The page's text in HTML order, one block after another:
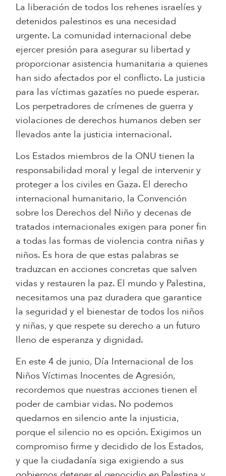
La liberación de todos los rehenes israelíes y
detenidos palestinos es una necesidad
urgente. La comunidad internacional debe
ejercer presión para asegurar su libertad y
proporcionar asistencia humanitaria a quienes
han sido afectados por el conflicto. La justicia
para las víctimas gazatíes no puede esperar.
Los perpetradores de crímenes de guerra y
violaciones de derechos humanos deben ser
llevados ante la justicia internacional.
Los Estados miembros de la ONU tienen la
responsabilidad moral y legal de intervenir y
proteger a los civiles en Gaza. El derecho
internacional humanitario, la Convención
sobre los Derechos del Niño y decenas de
tratados internacionales exigen para poner fin
a todas las formas de violencia contra niñas y
niños. Es hora de que estas palabras se
traduzcan en acciones concretas que salven
vidas y restauren la paz. El mundo y Palestina,
necesitamos una paz duradera que garantice
la seguridad y el bienestar de todos los niños
y niñas, y que respete su derecho a un futuro
lleno de esperanza y dignidad.
En este 4 de junio, Día Internacional de los
Niños Víctimas Inocentes de Agresión,
recordemos que nuestras acciones tienen el
poder de cambiar vidas. No podemos
quedarnos en silencio ante la injusticia,
porque el silencio no es opción. Exigimos un
compromiso firme y decidido de los Estados,
y que la ciudadanía siga exigiendo a sus